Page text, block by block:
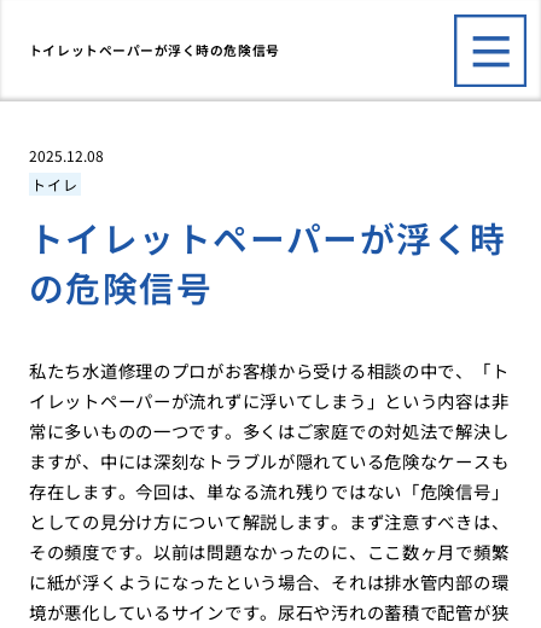
トイレットペーパーが浮く時の危険信号
2025.12.08
トイレ
トイレットペーパーが浮く時
の危険信号
私たち水道修理のプロがお客様から受ける相談の中で、「ト
イレットペーパーが流れずに浮いてしまう」という内容は非
常に多いものの一つです。多くはご家庭での対処法で解決し
ますが、中には深刻なトラブルが隠れている危険なケースも
存在します。今回は、単なる流れ残りではない「危険信号」
としての見分け方について解説します。まず注意すべきは、
その頻度です。以前は問題なかったのに、ここ数ヶ月で頻繁
に紙が浮くようになったという場合、それは排水管内部の環
境が悪化しているサインです。尿石や汚れの蓄積で配管が狭